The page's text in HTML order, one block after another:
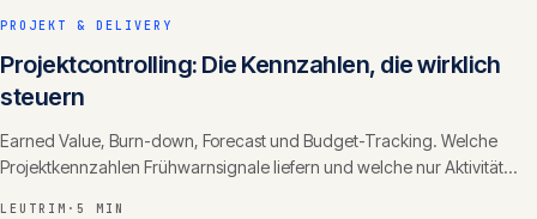
PROJEKT & DELIVERY
Projektcontrolling: Die Kennzahlen, die wirklich
steuern
Earned Value, Burn-down, Forecast und Budget-Tracking. Welche
Projektkennzahlen Frühwarnsignale liefern und welche nur Aktivität
LEUTRIM · 5 MIN